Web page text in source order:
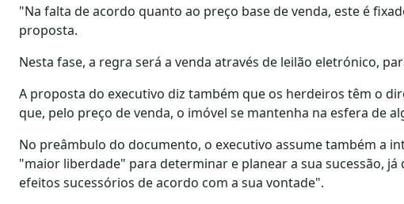
"Na falta de acordo quanto ao preço base de venda, este é
proposta.
Nesta fase, a regra será a venda através de leilão eletrónico,
A proposta do executivo diz também que os herdeiros têm o
que, pelo preço de venda, o imóvel se mantenha na esfera de
No preâmbulo do documento, o executivo assume também a
"maior liberdade" para determinar e planear a sua sucessão,
efeitos sucessórios de acordo com a sua vontade".